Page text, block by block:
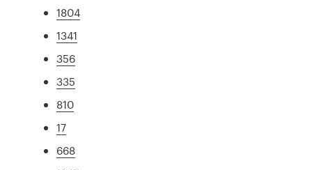
1804
1341
356
335
810
17
668